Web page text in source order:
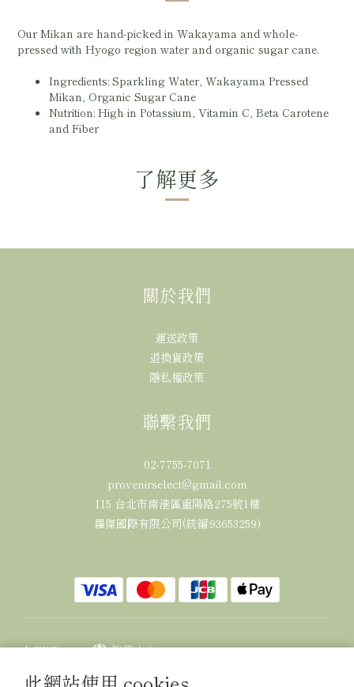
Our Mikan are hand-picked in Wakayama and whole-
pressed with Hyogo region water and organic sugar cane.
Ingredients: Sparkling Water, Wakayama Pressed
Mikan, Organic Sugar Cane
Nutrition: High in Potassium, Vitamin C, Beta Carotene
and Fiber
了解更多
關於我們
運送政策
退換貨政策
隱私權政策
聯繫我們
02-7755-7071
provenirselect@gmail.com
115 台北市南港區重陽路275號1樓
羅傑國際有限公司(統編:93653259)
$ TWD 繁體中文